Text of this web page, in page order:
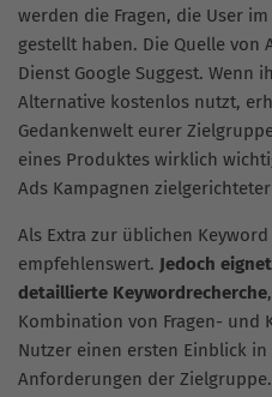
werden die Fragen, die User
gestellt haben. Die Quelle von
Dienst Google Suggest. Wenn
Alternative kostenlos nutzt,
Gedankenwelt eurer
eines Produktes wirklich
Ads Kampagnen
Als Extra zur üblichen
empfehlenswert. Jedoch
detaillierte Keywordrecherche
Kombination von Fragen- und
Nutzer einen ersten Einblick
Anforderungen der Zielgruppe.